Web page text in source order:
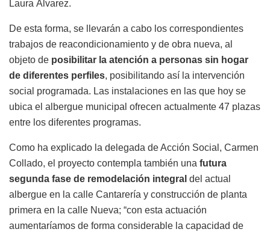
Laura Álvarez.
De esta forma, se llevarán a cabo los correspondientes
trabajos de reacondicionamiento y de obra nueva, al
objeto de posibilitar la atención a personas sin hogar
de diferentes perfiles, posibilitando así la intervención
social programada. Las instalaciones en las que hoy se
ubica el albergue municipal ofrecen actualmente 47 plazas
entre los diferentes programas.
Como ha explicado la delegada de Acción Social, Carmen
Collado, el proyecto contempla también una futura
segunda fase de remodelación integral del actual
albergue en la calle Cantarería y construcción de planta
primera en la calle Nueva; “con esta actuación
aumentaríamos de forma considerable la capacidad de